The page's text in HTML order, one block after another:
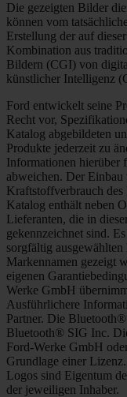
Die gezeigten Bilder
können vom
Erstellung der auf
Kombination aus
Bildern (CGI) von
künstlicher Intelligenz
Ford entwickelt seine
Recht vor,
Katalog abgebildeten
Produkte jederzeit zu
Informationen hierüber
abweichen. Der
Kraftstoffverbrauch
Katalog enthält neben
Lieferanten, die in
gekennzeichnet sind.
sorgfältig
Markennamen gezeigt
eigenen
Werke GmbH
Ausführlichere
Partner. Die
Bluetooth® SIG Inc.
Ford-Werke GmbH
Grundlage einer
Logos sind Eigentum
der jeweiligen Inhaber.